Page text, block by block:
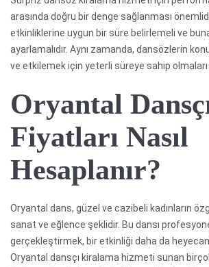
arasında doğru bir denge sağlanması
etkinliklerine uygun bir süre belirlemeli ve
ayarlamalıdır. Aynı zamanda, dansözlerin
ve etkilemek için yeterli süreye sahip olmaları
Oryantal
Fiyatları Nasıl
Hesaplanır?
Oryantal dans, güzel ve cazibeli kadınların
sanat ve eğlence şeklidir. Bu dansı
gerçekleştirmek, bir etkinliği daha da
Oryantal dansçı kiralama hizmeti sunan